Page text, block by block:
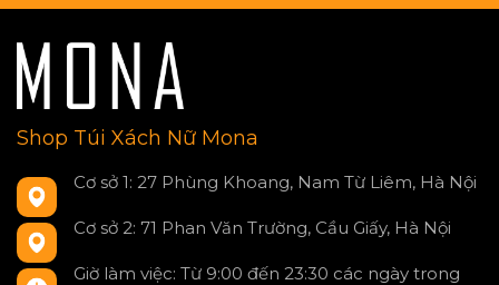
Shop Túi Xách Nữ Mona
Cơ sở 1: 27 Phùng Khoang, Nam Từ Liêm, Hà Nội
Cơ sở 2: 71 Phan Văn Trường, Cầu Giấy, Hà Nội
Giờ làm việc: Từ 9:00 đến 23:30 các ngày trong